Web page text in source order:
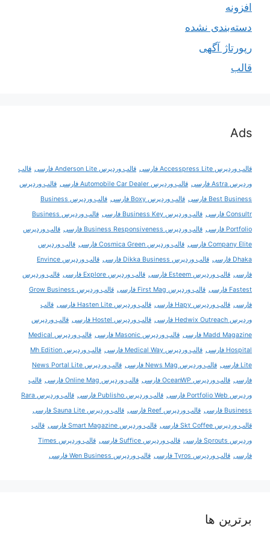
افزونه
دسته‌بندی نشده
رپورتاژ آگهی
قالب
Ads
قالب وردپرس Accesspress Lite فارسی قالب وردپرس Anderson Lite فارسی
قالب
وردپرس Astra فارسی
قالب وردپرس Automobile Car Dealer فارسی
قالب وردپرس
Best Business فارسی
قالب وردپرس Boxy فارسی
قالب وردپرس Business
Consultr فارسی
قالب وردپرس Business Key فارسی
قالب وردپرس Business
Portfolio فارسی
قالب وردپرس Business Responsiveness فارسی
قالب وردپرس
Company Elite فارسی
قالب وردپرس Cosmica Green فارسی
قالب وردپرس
Dhaka فارسی
قالب وردپرس Dikka Business فارسی
قالب وردپرس Envince
فارسی قالب وردپرس Esteem فارسی قالب وردپرس Explore فارسی
قالب وردپرس
Fastest فارسی
قالب وردپرس First Mag فارسی
قالب وردپرس Grow Business
فارسی قالب وردپرس Hapy فارسی قالب وردپرس Hasten Lite فارسی
قالب
وردپرس Hedwix Outreach فارسی
قالب وردپرس Hostel فارسی
قالب وردپرس
Madd Magazine فارسی
قالب وردپرس Masonic فارسی
قالب وردپرس Medical
Hospital فارسی
قالب وردپرس Medical Way فارسی
قالب وردپرس Mh Edition
Lite فارسی
قالب وردپرس News Mag فارسی
قالب وردپرس News Portal Lite
فارسی قالب وردپرس OceanWP فارسی قالب وردپرس Online Mag فارسی
قالب
وردپرس Portfolio Web فارسی
قالب وردپرس Publisho فارسی
قالب وردپرس Rara
Business فارسی
قالب وردپرس Reef فارسی
قالب وردپرس Sauna Lite فارسی
قالب وردپرس Skt Coffee فارسی
قالب وردپرس Smart Magazine فارسی
قالب
وردپرس Sprouts فارسی
قالب وردپرس Suffice فارسی
قالب وردپرس Times
فارسی قالب وردپرس Tyros فارسی قالب وردپرس Wen Business فارسی
برترین ها